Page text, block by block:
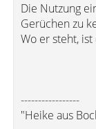
Die Nutzung
Gerüchen zu
Wo er steht,
-----------------
"Heike aus